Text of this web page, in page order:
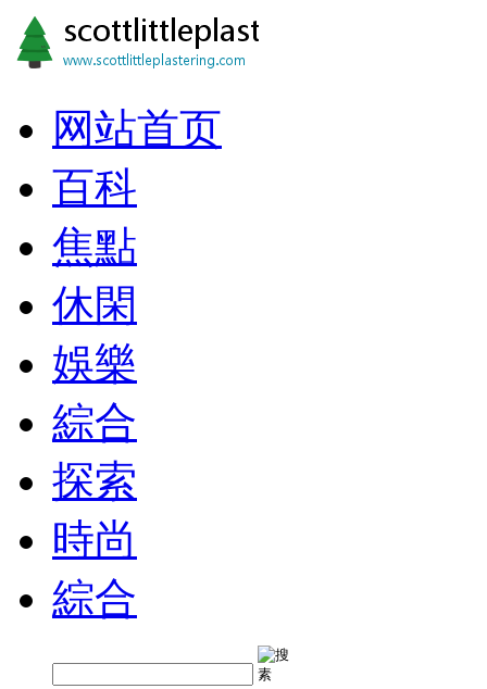
网站首页
百科
焦點
休閑
娛樂
綜合
探索
時尚
綜合